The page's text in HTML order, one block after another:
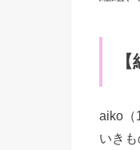
aiko（
いきも